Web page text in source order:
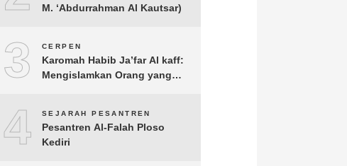
M. ‘Abdurrahman Al Kautsar)
3 CERPEN
Karomah Habib Ja’far Al kaff:
Mengislamkan Orang yang
4 SEJARAH PESANTREN
Pesantren Al-Falah Ploso
Kediri